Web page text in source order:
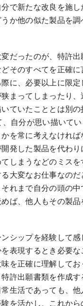
で新たな改良を施
か他の似た製品を
だったのが、特許出
そのすべてを正確
に、必要以上に限
まってしまったり
ていたこととは別
自分が思い描いて
を常に考えなけれ
開発した製品を代わ
しまうなどのミス
る大変なお仕事なの
れまで自分の頭の
ば、他人もその製
シップを経験して感
表現するとき必要
を正確に理解して
許出願書類を作成
生活であっても、
を活かし、これか